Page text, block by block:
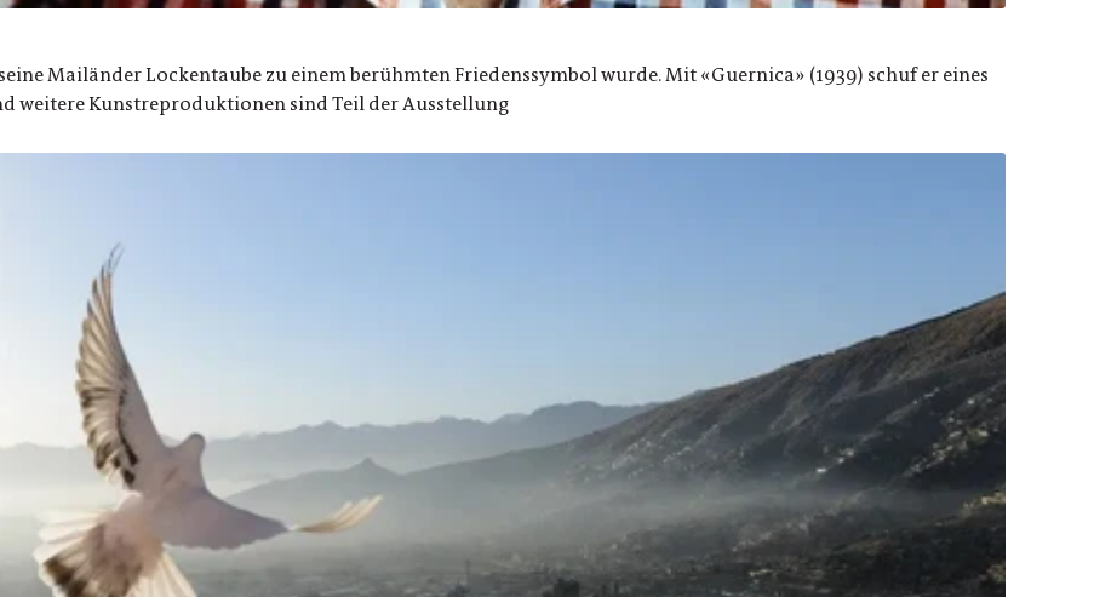
Mailänder Lockentaube zu einem berühmten Friedenssymbol wurde. Mit «Guernica» (1939) schuf er eines
weitere Kunstreproduktionen sind Teil der Ausstellung